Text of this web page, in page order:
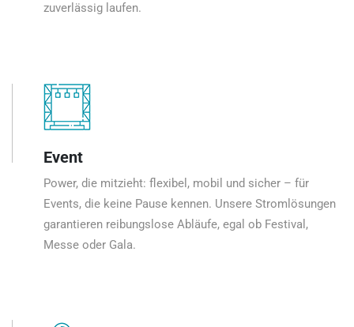
zuverlässig laufen.
Event
Power, die mitzieht: flexibel, mobil und sicher – für
Events, die keine Pause kennen. Unsere Stromlösungen
garantieren reibungslose Abläufe, egal ob Festival,
Messe oder Gala.